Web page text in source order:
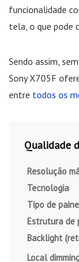
funcionalidade
tela, o que pode
Sendo assim,
Sony X705F
entre todos os
Qualidade
Resolução
Tecnologia
Tipo de
Estrutura de
Backlight
Local